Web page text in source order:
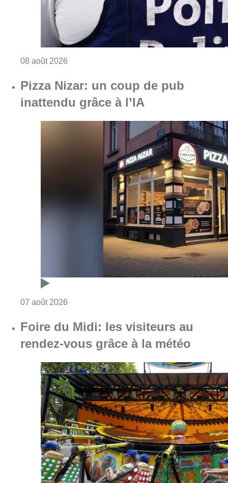
Consulter l'article "Pizza Nizar: un coup de
Foire du Midi: les visiteurs au
rendez-vous grâce à la météo
07 août 2026 Consulter l'article "Foire du Midi: les
Les Bruxellois respectent mieux les
zones 30 ?